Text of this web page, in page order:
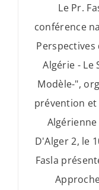
Le Pr.
conférence
Perspectives
Algérie - Le
Modèle-",
prévention
D'Alger 2, le
Fasla